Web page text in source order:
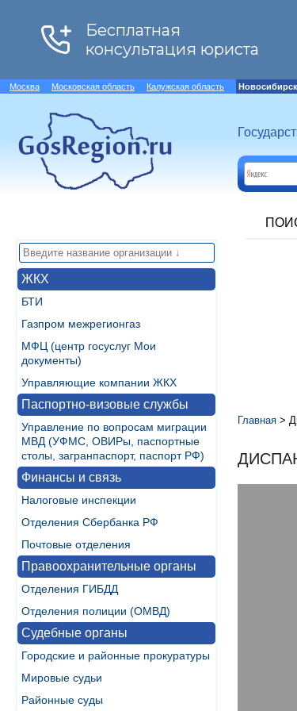
Москва Московская область Калужская область
ЖКХ
БТИ
Газпром межрегионгаз
МФЦ (центр госуслуг Мои
документы)
Управляющие компании ЖКХ
Паспортно-визовые службы
Управление по вопросам миграции
МВД (УФМС, ОВИРы, паспортные
столы, загранпаспорт, паспорт РФ)
Финансы и связь
Налоговые инспекции
Отделения Сбербанка РФ
Почтовые отделения
Правоохранительные органы
Отделения ГИБДД
Отделения полиции (ОМВД)
Судебные органы
Городские и районные прокуратуры
Мировые судьи
Районные суды
Главная >